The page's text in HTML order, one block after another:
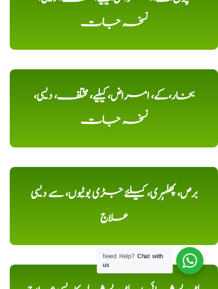
نسخہ جات
بخار،کے، امراض، کیلیے، مختلف، دیسی،
نسخہ جات
برص، پھلہری، کیلئے جڑی بوٹیوں، سے دیسی
علاج
Need Help?Chat with
us